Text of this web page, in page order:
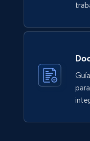
Walmart sellers
Seller id, URL,
display name,
about us, and more.
eCommerce